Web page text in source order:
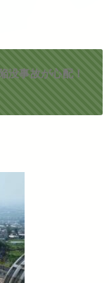
事故が心配！